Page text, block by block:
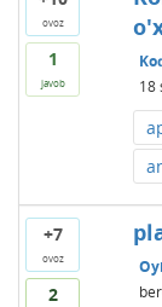
ovoz
1
javob
18
+7
ovoz
2